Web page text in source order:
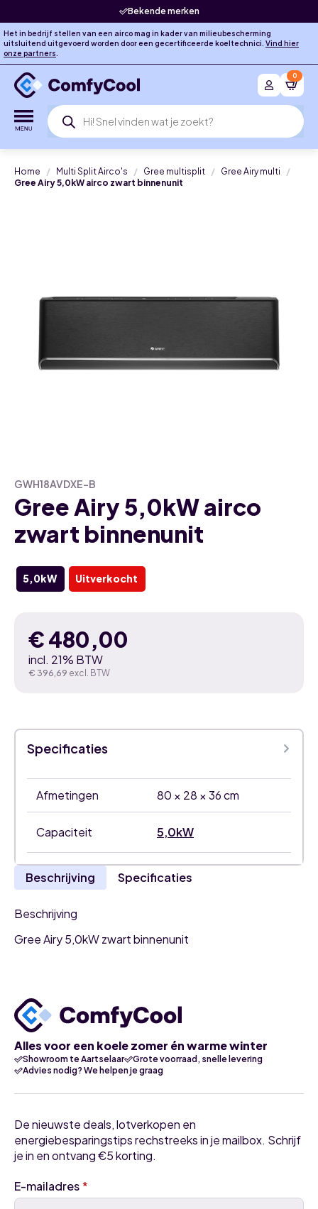
Bekende merken
Het in bedrijf stellen van een airco mag in kader van milieubescherming
uitsluitend uitgevoerd worden door een gecertificeerde koeltechnici. Vind hier
onze partners.
Producten
zoeken
0
Home Multi Split Airco's Gree multisplit
Gree Airy multi
Gree Airy 5,0kW airco zwart binnenunit
GWH18AVDXE-B
Gree Airy 5,0kW airco
zwart binnenunit
5,0kW Uitverkocht
€480,00
incl. 21% BTW
€ 396,69 excl. BTW
Specificaties
Afmetingen 80 × 28 × 36 cm
Capaciteit 5,0kW
Beschrijving Specificaties
Beschrijving
Gree Airy 5,0kW zwart binnenunit
Alles voor een koele zomer én warme winter
Showroom te Aartselaar
Grote voorraad, snelle levering
Advies nodig? We helpen je graag
De nieuwste deals, lotverkopen en
energiebesparingstips rechstreeks in je mailbox. Schrijf
je in en ontvang €5 korting.
E-mailadres*